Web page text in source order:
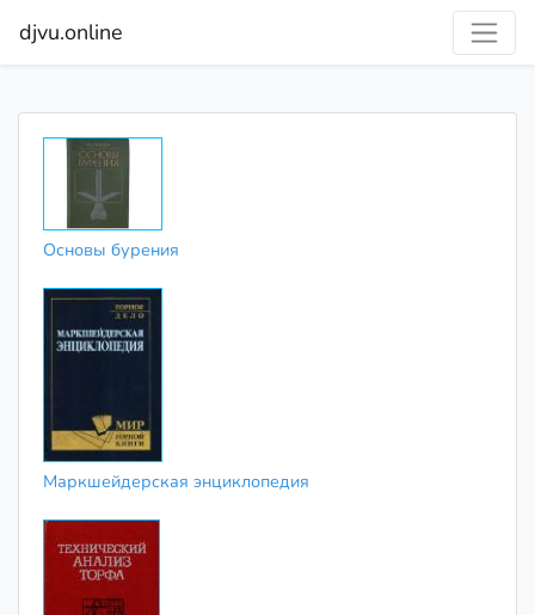
djvu.online
Основы бурения
Маркшейдерская энциклопедия